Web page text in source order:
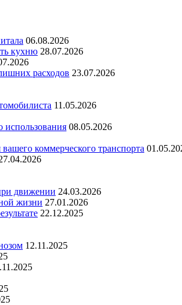
06.08.2026
кухню 28.07.2026
расходов 23.07.2026
11.05.2026
использования 08.05.2026
коммерческого транспорта
движении 24.03.2026
жизни 27.01.2026
22.12.2025
12.11.2025